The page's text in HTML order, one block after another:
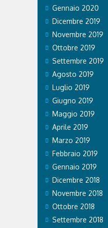
Gennaio 2020
Dicembre 2019
Novembre 2019
Ottobre 2019
Settembre 2019
Agosto 2019
Luglio 2019
Giugno 2019
Maggio 2019
Aprile 2019
Marzo 2019
Febbraio 2019
Gennaio 2019
Dicembre 2018
Novembre 2018
Ottobre 2018
Settembre 2018